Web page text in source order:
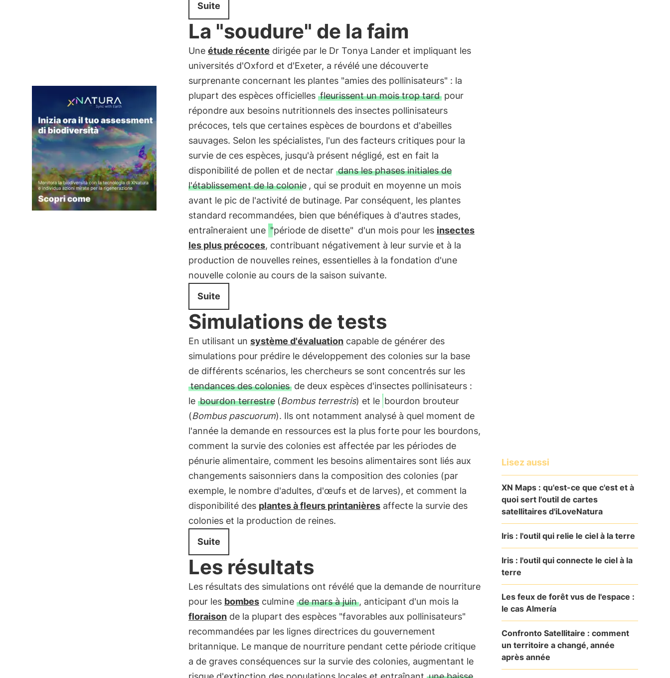
Suite
La "soudure" de la faim
Une étude récente dirigée par le Dr Tonya Lander et impliquant les
universités d'Oxford et d'Exeter, a révélé une découverte
surprenante concernant les plantes "amies des pollinisateurs" : la
plupart des espèces officielles fleurissent un mois trop tardpour
répondre aux besoins nutritionnels des insectes pollinisateurs
précoces, tels que certaines espèces de bourdons et d'abeilles
sauvages. Selon les spécialistes, l'un des facteurs critiques pour la
survie de ces espèces, jusqu'à présent négligé, est en fait la
disponibilité de pollen et de nectar dans les phases initiales de
l'établissement de la colonie , qui se produit en moyenne un mois
avant le pic de l'activité de butinage. Par conséquent, les plantes
standard recommandées, bien que bénéfiques à d'autres stades,
entraîneraient une "période de disette" d'un mois pour les insectes
les plus précoces, contribuant négativement à leur survie et à la
production de nouvelles reines, essentielles à la fondation d'une
nouvelle colonie au cours de la saison suivante.
Suite
Simulations de tests
En utilisant un système d'évaluationcapable de générer des
simulations pour prédire le développement des colonies sur la base
de différents scénarios, les chercheurs se sont concentrés sur les
tendances des coloniesde deux espèces d'insectes pollinisateurs :
le bourdon terrestre (Bombus terrestris) et le bourdon brouteur
(Bombus pascuorum). Ils ont notamment analysé à quel moment de
l'année la demande en ressources est la plus forte pour les bourdons,
comment la survie des colonies est affectée par les périodes de
pénurie alimentaire, comment les besoins alimentaires sont liés aux
changements saisonniers dans la composition des colonies (par
exemple, le nombre d'adultes, d'œufs et de larves), et comment la
disponibilité des plantes à fleurs printanièresaffecte la survie des
colonies et la production de reines.
Suite
Les résultats
Les résultats des simulations ont révélé que la demande de nourriture
pour les bombesculmine de mars à juin, anticipant d'un mois la
floraisonde la plupart des espèces "favorables aux pollinisateurs"
recommandées par les lignes directrices du gouvernement
britannique. Le manque de nourriture pendant cette période critique
a de graves conséquences sur la survie des colonies, augmentant le
Lisez aussi
XN Maps : qu'est-ce que c'est et à
quoi sert l'outil de cartes
satellitaires d'iLoveNatura
Iris : l'outil qui relie le ciel à la terre
Iris : l'outil qui connecte le ciel à la
terre
Les feux de forêt vus de l'espace :
le cas Almería
Confronto Satellitaire : comment
un territoire a changé, année
après année